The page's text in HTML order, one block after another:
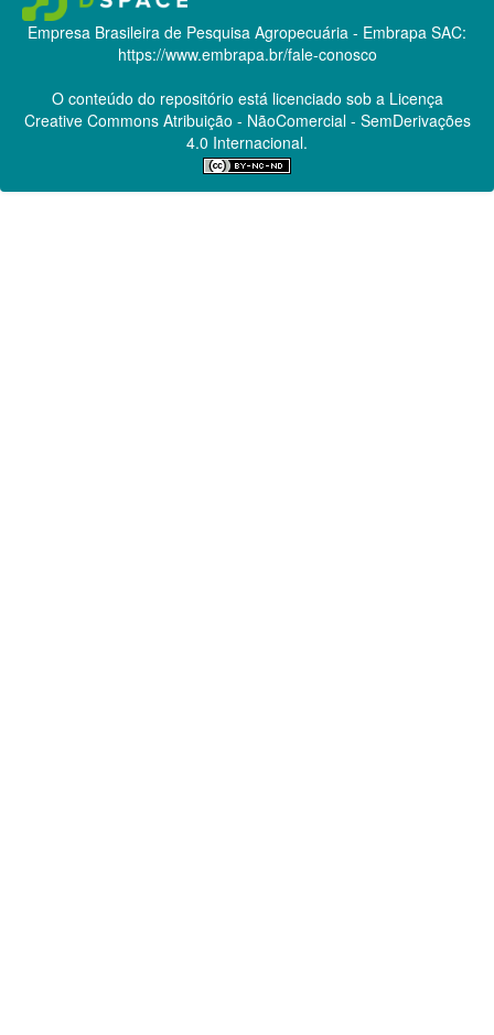
Empresa Brasileira de Pesquisa Agropecuária - Embrapa SAC:
https://www.embrapa.br/fale-conosco
O conteúdo do repositório está licenciado sob a Licença
Creative CommonsAtribuição - NãoComercial - SemDerivações
4.0 Internacional.